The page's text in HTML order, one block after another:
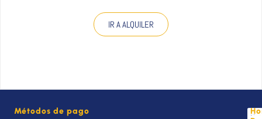
IR A ALQUILER
Métodos de pago